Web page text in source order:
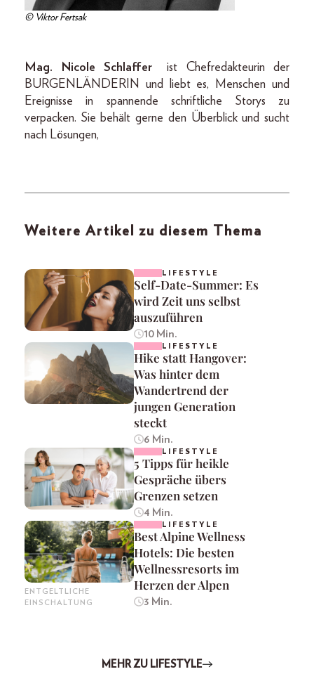
© Viktor Fertsak
Mag. Nicole Schlaffer
ist Chefredakteurin der
BURGENLÄNDERIN und liebt es, Menschen und
Ereignisse in spannende schriftliche Storys zu
verpacken. Sie behält gerne den Überblick und sucht
nach Lösungen,
Weitere Artikel zu diesem Thema
LIFESTYLE
Self-Date-Summer: Es
wird Zeit uns selbst
auszuführen
10 Min.
LIFESTYLE
Hike statt Hangover:
Was hinter dem
Wandertrend der
jungen Generation
steckt
6 Min.
LIFESTYLE
5 Tipps für heikle
Gespräche übers
Grenzen setzen
4 Min.
ENTGELTLICHE
EINSCHALTUNG
LIFESTYLE
Best Alpine Wellness
Hotels: Die besten
Wellnessresorts im
Herzen der Alpen
3 Min.
MEHR ZU LIFESTYLE